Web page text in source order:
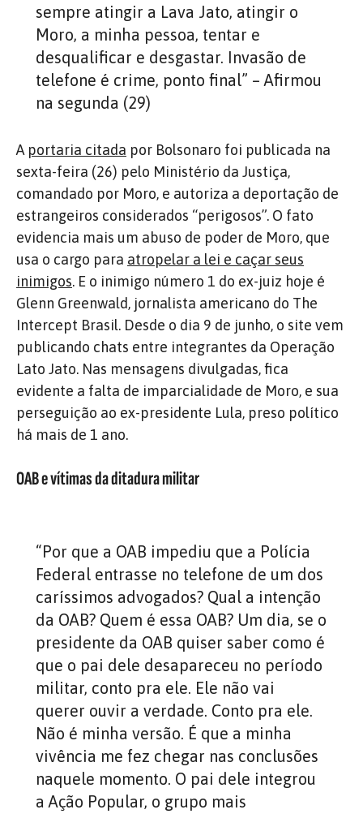
sempre atingir a Lava Jato, atingir o
Moro, a minha pessoa, tentar e
desqualificar e desgastar. Invasão de
telefone é crime, ponto final” – Afirmou
na segunda (29)
A portaria citada por Bolsonaro foi publicada na
sexta-feira (26) pelo Ministério da Justiça,
comandado por Moro, e autoriza a deportação de
estrangeiros considerados “perigosos”. O fato
evidencia mais um abuso de poder de Moro, que
usa o cargo para atropelar a lei e caçar seus
inimigos. E o inimigo número 1 do ex-juiz hoje é
Glenn Greenwald, jornalista americano do The
Intercept Brasil. Desde o dia 9 de junho, o site vem
publicando chats entre integrantes da Operação
Lato Jato. Nas mensagens divulgadas, fica
evidente a falta de imparcialidade de Moro, e sua
perseguição ao ex-presidente Lula, preso político
há mais de 1 ano.
OAB e vítimas da ditadura militar
“Por que a OAB impediu que a Polícia
Federal entrasse no telefone de um dos
caríssimos advogados? Qual a intenção
da OAB? Quem é essa OAB? Um dia, se o
presidente da OAB quiser saber como é
que o pai dele desapareceu no período
militar, conto pra ele. Ele não vai
querer ouvir a verdade. Conto pra ele.
Não é minha versão. É que a minha
vivência me fez chegar nas conclusões
naquele momento. O pai dele integrou
a Ação Popular, o grupo mais